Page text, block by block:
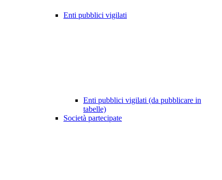
Enti pubblici vigilati
Enti pubblici vigilati (da pubblicare in
tabelle)
Società partecipate